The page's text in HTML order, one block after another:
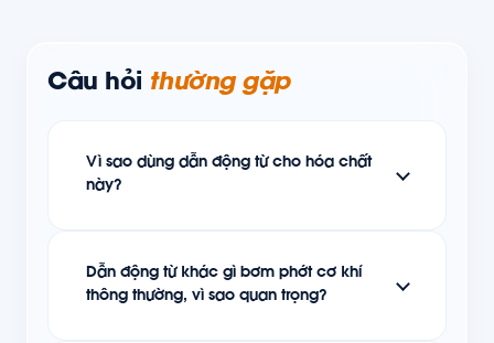
Câu hỏi thường gặp
Vì sao dùng dẫn động từ cho hóa chất
này?
Dẫn động từ khác gì bơm phớt cơ khí
thông thường, vì sao quan trọng?